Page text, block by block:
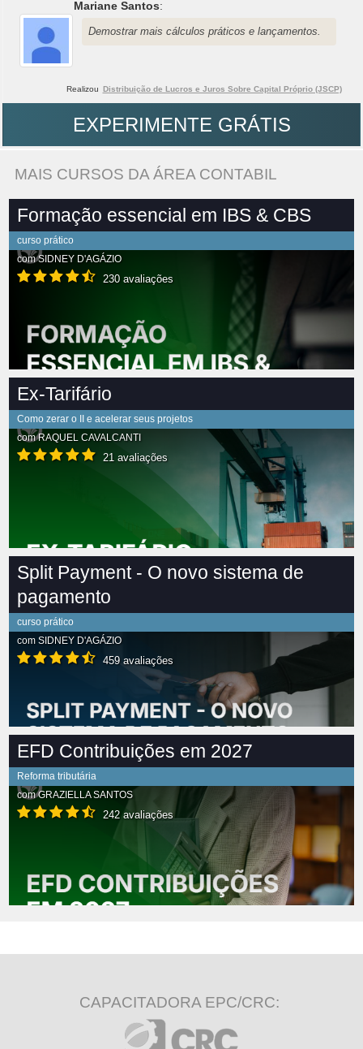
Mariane Santos:
Demostrar mais cálculos práticos e lançamentos.
Realizou Distribuição de Lucros e Juros Sobre Capital Próprio (JSCP)
EXPERIMENTE GRÁTIS
MAIS CURSOS DA ÁREA CONTABIL
Formação essencial em IBS & CBS
curso prático
comSIDNEY D'AGÁZIO
230 avaliações
Ex-Tarifário
Como zerar o II e acelerar seus projetos
comRAQUEL CAVALCANTI
21 avaliações
Split Payment - O novo sistema de
pagamento
curso prático
com SIDNEY D'AGÁZIO
459 avaliações
EFD Contribuições em 2027
Reforma tributária
comGRAZIELLA SANTOS
242 avaliações
CAPACITADORA EPC/CRC: